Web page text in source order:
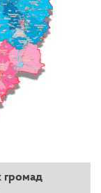
громад